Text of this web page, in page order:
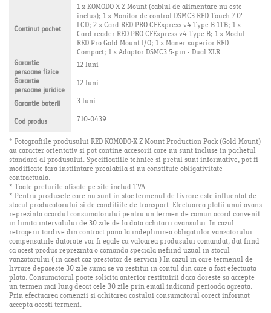
Continut pachet
1 x KOMODO-X Z Mount (cablul de alimentare nu este
inclus); 1 x Monitor de control DSMC3 RED Touch 7.0"
LCD; 2 x Card RED PRO CFExpress v4 Type B 1TB; 1 x
Card reader RED PRO CFExpress v4 Type B; 1 x Modul
RED Pro Gold Mount I/O; 1 x Maner superior RED
Compact; 1 x Adaptor DSMC3 5-pin - Dual XLR
Garantie
persoane fizice 12 luni
Garantie
persoane juridice 12 luni
Garantie baterii 3 luni
Cod produs
710-0439
* Fotografiile produsului RED KOMODO-X Z Mount Production Pack (Gold Mount)
au caracter orientativ si pot contine accesorii care nu sunt incluse in pachetul
standard al produsului. Specificatiile tehnice si pretul sunt informative, pot fi
modificate fara instiintare prealabila si nu constituie obligativitate
contractuala.
* Toate preturile afisate pe site includ TVA.
* Pentru produsele care nu sunt in stoc termenul de livrare este influentat de
stocul producatorului si de conditiile de transport. Efectuarea platii unui avans
reprezinta acordul consumatorului pentru un termen de comun acord convenit
in limita intervalului de 30 zile de la data achitarii avansului. In cazul
retragerii tardive din contract pana la indeplinirea obligatiilor vanzatorului
compensatiile datorate vor fi egale cu valoarea produsului comandat, dat fiind
ca acest produs reprezinta o comanda speciala nefiind uzual in stocul
vanzatorului ( in acest caz prestator de servicii ) In cazul in care termenul de
livrare depaseste 30 zile suma se va restitui in contul din care a fost efectuata
plata. Consumatorul poate solicita anterior restituirii daca doreste sa accepte
un termen mai lung decat cele 30 zile prin email indicand perioada agreata.
Prin efectuarea comenzii si achitarea costului consumatorul corect informat
accepta acesti termeni.